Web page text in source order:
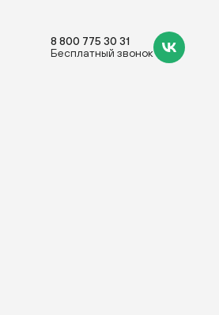
8 800 775 30 31
Бесплатный звонок